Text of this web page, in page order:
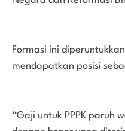
Formasi ini
mendapatkan posisi
“Gaji untuk PPPK paruh